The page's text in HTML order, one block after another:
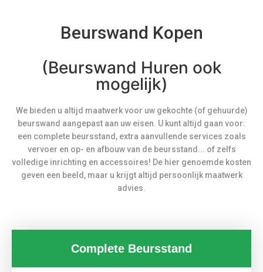
Beurswand Kopen
(Beurswand Huren ook
mogelijk)
We bieden u altijd maatwerk voor uw gekochte (of gehuurde)
beurswand aangepast aan uw eisen. U kunt altijd gaan voor:
een complete beursstand, extra aanvullende services zoals
vervoer en op- en afbouw van de beursstand... of zelfs
volledige inrichting en accessoires! De hier genoemde kosten
geven een beeld, maar u krijgt altijd persoonlijk maatwerk
advies.
Complete Beursstand